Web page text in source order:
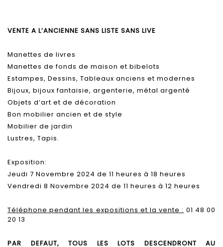
VENTE A L’ANCIENNE SANS LISTE SANS LIVE
Manettes de livres
Manettes de fonds de maison et bibelots
Estampes, Dessins, Tableaux anciens et modernes
Bijoux, bijoux fantaisie, argenterie, métal argenté
Objets d’art et de décoration
Bon mobilier ancien et de style
Mobilier de jardin
Lustres, Tapis.
Exposition:
Jeudi 7 Novembre 2024 de 11 heures à 18 heures
Vendredi 8 Novembre 2024 de 11 heures à 12 heures
Téléphone pendant les expositions et la vente : 01 48 00
20 13
PAR DEFAUT, TOUS LES LOTS DESCENDRONT AU